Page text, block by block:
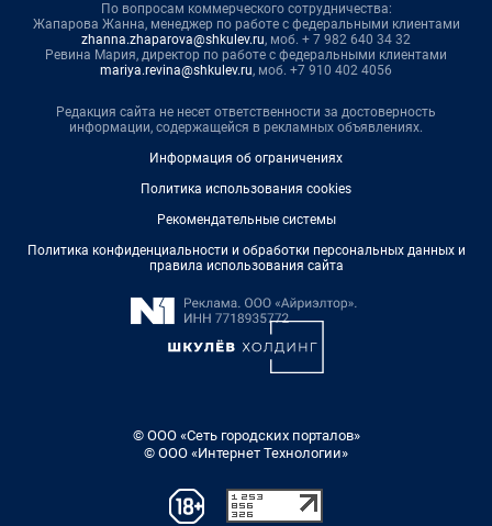
По вопросам коммерческого сотрудничества:
Жапарова Жанна, менеджер по работе с федеральными клиентами
zhanna.zhaparova@shkulev.ru, моб. + 7 982 640 34 32
Ревина Мария, директор по работе с федеральными клиентами
mariya.revina@shkulev.ru, моб. +7 910 402 4056
Редакция сайта не несет ответственности за достоверность
информации, содержащейся в рекламных объявлениях.
Информация об ограничениях
Политика использования cookies
Рекомендательные системы
Политика конфиденциальности и обработки персональных данных и
правила использования сайта
© ООО «Сеть городских порталов»
© ООО «Интернет Технологии»